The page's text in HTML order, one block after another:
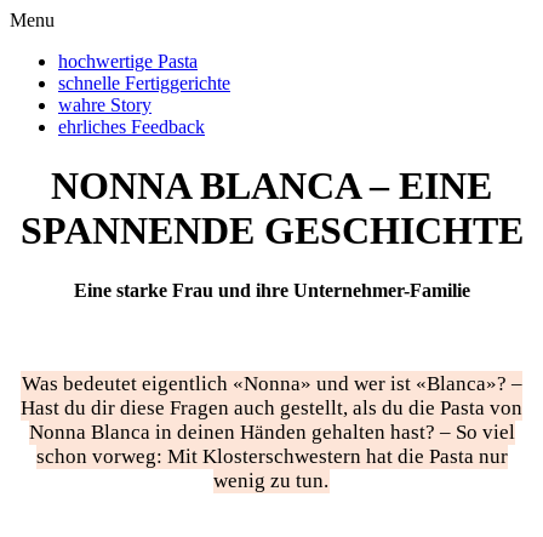
Menu
hochwertige Pasta
schnelle Fertiggerichte
wahre Story
ehrliches Feedback
NONNA BLANCA – EINE
SPANNENDE GESCHICHTE
Eine starke Frau und ihre Unternehmer-Familie
Was bedeutet eigentlich «Nonna» und wer ist «Blanca»? –
Hast du dir diese Fragen auch gestellt, als du die Pasta von
Nonna Blanca in deinen Händen gehalten hast? – So viel
schon vorweg: Mit Klosterschwestern hat die Pasta nur
wenig zu tun.